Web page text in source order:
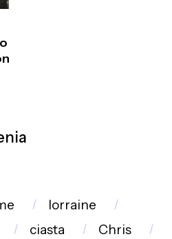
lorraine
ciasta
Chris